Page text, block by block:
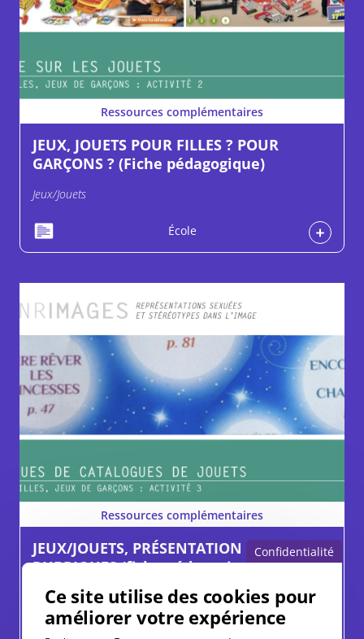
Ressources complémentaires
JEUX, JOUETS POUR FILLES ? POUR
GARÇONS ? (Fiche pédagogique)
Jeux/Jouets
École
Ressources complémentaires
JEUX/JOUETS, PRÉSENTATION DES
RUBRIQUES (fiche pédagogique)
Jeux/Jouets
Confidentialité
Ce site utilise des cookies pour
améliorer votre expérience